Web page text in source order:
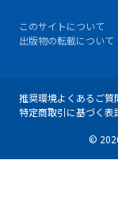
このサイトについて
出版物の転載について
推奨環境よくあるご質
特定商取引に基づく表
©